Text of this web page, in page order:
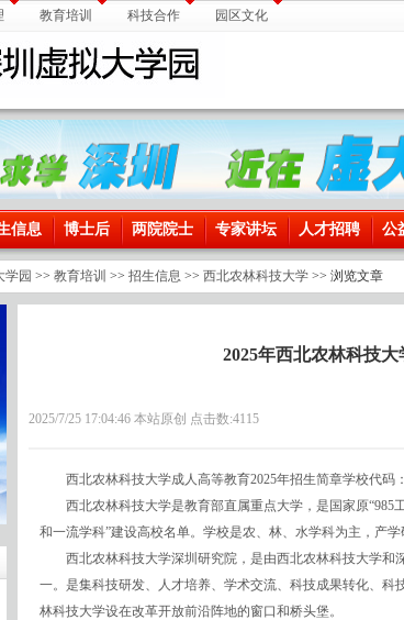
教育培训 科技合作 园区文化
信息 博士后 两院院士 专家讲坛 人才招聘 公
学园 >> 教育培训 >> 招生信息 >> 西北农林科技大学 >> 浏览文章
2025年西北农林科技
2025/7/25 17:04:46 本站原创 点击数:4115
西北农林科技大学成人高等教育2025年招生简章学校代码
西北农林科技大学是教育部直属重点大学，是国家原“985
和一流学科”建设高校名单。学校是农、林、水学科为主，产学
西北农林科技大学深圳研究院，是由西北农林科技大学和
一。是集科技研发、人才培养、学术交流、科技成果转化、
林科技大学设在改革开放前沿阵地的窗口和桥头堡。